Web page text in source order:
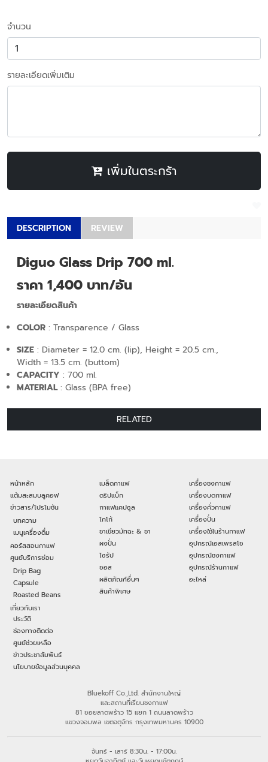
จำนวน
รายละเอียดเพิ่มเติม
เพิ่มในตระกร้า
DESCRIPTION REVIEW
Diguo Glass Drip 700 ml.
ราคา 1,400 บาท/อัน
รายละเอียดสินค้า
COLOR : Transparence / Glass
SIZE : Diameter = 12.0 cm. (lip), Height = 20.5 cm.,
Width = 13.5 cm. (buttom)
CAPACITY : 700 ml.
MATERIAL: Glass (BPA free)
RELATED
หน้าหลัก
แต้มสะสมบลูคอฟ
ข่าวสาร/โปรโมชัน
บทความ
เมนูเครื่องดื่ม
คอร์สสอนกาแฟ
ศูนย์บริการซ่อม
Drip Bag
Capsule
Roasted Beans
เกี่ยวกับเรา
ประวัติ
ช่องทางติดต่อ
ศูนย์ช่วยเหลือ
ข่าวประชาสัมพันธ์
นโยบายข้อมูลส่วนบุคคล
เมล็ดกาแฟ
ดริปแบ็ก
กาแฟแคปซูล
โกโก้
ชาเขียวมัทฉะ & ชา
ผงปั่น
ไซรัป
ซอส
ผลิตภัณฑ์อื่นๆ
สินค้าพิเศษ
เครื่องชงกาแฟ
เครื่องบดกาแฟ
เครื่องคั่วกาแฟ
เครื่องปั่น
เครื่องใช้ในร้านกาแฟ
อุปกรณ์เอสเพรสโซ
อุปกรณ์ชงกาแฟ
อุปกรณ์ร้านกาแฟ
อะไหล่
Bluekoff Co.,Ltd. สำนักงานใหญ่
และสถานที่เรียนชงกาแฟ
81 ซอยลาดพร้าว 15 แยก 1 ถนนลาดพร้าว
แขวงจอมพล เขตจตุจักร กรุงเทพมหานคร 10900
จันทร์ - เสาร์ 8:30น. - 17:00น.